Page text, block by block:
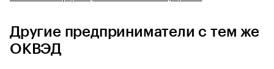
Другие предприниматели с тем же
ОКВЭД